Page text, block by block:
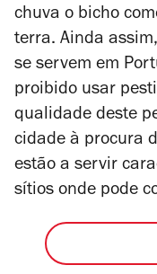
chuva o bicho
terra. Ainda
se servem em
proibido usar
qualidade deste
cidade à procura
estão a servir
sítios onde pode